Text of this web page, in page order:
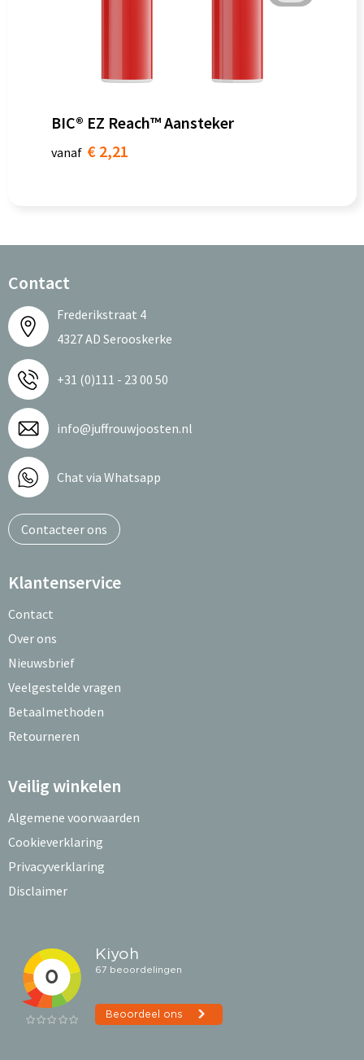
BIC® EZ Reach™ Aansteker
vanaf € 2,21
Contact
Frederikstraat 4
4327 AD Serooskerke
+31 (0)111 - 23 00 50
info@juffrouwjoosten.nl
Chat via Whatsapp
Contacteer ons
Klantenservice
Contact
Over ons
Nieuwsbrief
Veelgestelde vragen
Betaalmethoden
Retourneren
Veilig winkelen
Algemene voorwaarden
Cookieverklaring
Privacyverklaring
Disclaimer